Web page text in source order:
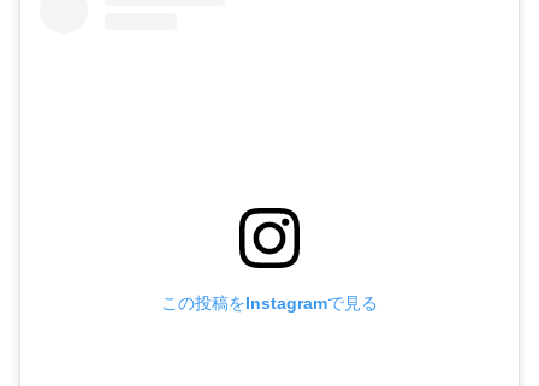
この投稿をInstagramで見る